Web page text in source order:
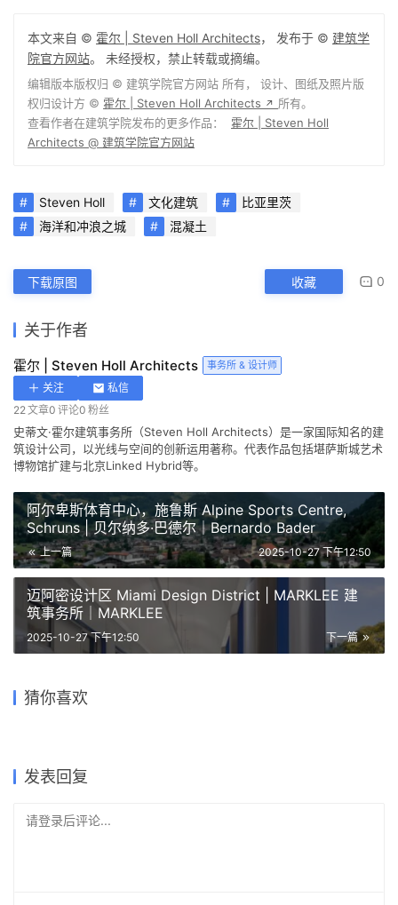
本文来自 © 霍尔 | Steven Holl Architects， 发布于 © 建筑学
院官方网站。 未经授权，禁止转载或摘编。
编辑版本版权归 © 建筑学院官方网站 所有， 设计、图纸及照片版
权归设计方 © 霍尔 | Steven Holl Architects ↗ 所有。
查看作者在建筑学院发布的更多作品： 霍尔 | Steven Holl
Architects @ 建筑学院官方网站
Steven Holl 文化建筑
比亚里茨
海洋和冲浪之城
混凝土
下载原图 收藏 0
关于作者
霍尔 | Steven Holl Architects 事务所 & 设计师
关注
私信
22文章0 评论0 粉丝
史蒂文·霍尔建筑事务所（Steven Holl Architects）是一家国际知名的建
筑设计公司，以光线与空间的创新运用著称。代表作品包括堪萨斯城艺术
博物馆扩建与北京Linked Hybrid等。
阿尔卑斯体育中心，施鲁斯 Alpine Sports Centre,
Schruns | 贝尔纳多·巴德尔｜Bernardo Bader
上一篇 2025-10-27 下午12:50
迈阿密设计区 Miami Design District | MARKLEE 建
筑事务所｜MARKLEE
下一篇
2025-10-27 下午12:50
猜你喜欢
市设计
计创意中心更新纪实/上海都市
广东顺德大歌剧院/Nordic
发表回复
请登录后评论...